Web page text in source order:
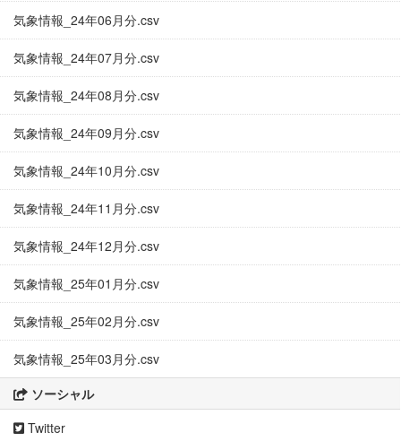
気象情報_24年06月分.csv
気象情報_24年07月分.csv
気象情報_24年08月分.csv
気象情報_24年09月分.csv
気象情報_24年10月分.csv
気象情報_24年11月分.csv
気象情報_24年12月分.csv
気象情報_25年01月分.csv
気象情報_25年02月分.csv
気象情報_25年03月分.csv
ソーシャル
Twitter